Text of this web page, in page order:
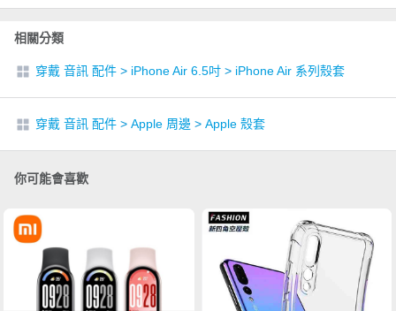
相關分類
穿戴 音訊 配件 > iPhone Air 6.5吋 > iPhone Air 系列殼套
穿戴 音訊 配件 > Apple 周邊 > Apple 殼套
你可能會喜歡